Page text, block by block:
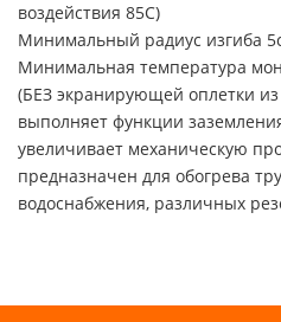
воздействия 85С)
Минимальный радиус изгиба
Минимальная температура
(БЕЗ экранирующей оплетки
выполняет функции
увеличивает механическую
предназначен для обогрева
водоснабжения, различных